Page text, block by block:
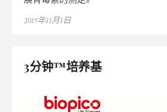
Posted
2019年11月1日
3分钟™培养基